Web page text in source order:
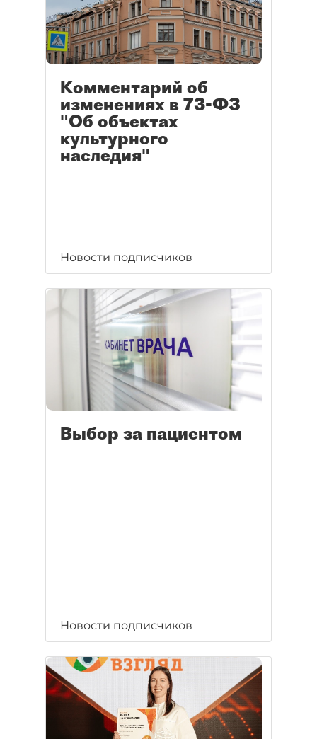
Комментарий об
изменениях в 73-ФЗ
"Об объектах
культурного
наследия"
Новости подписчиков
Выбор за пациентом
Новости подписчиков